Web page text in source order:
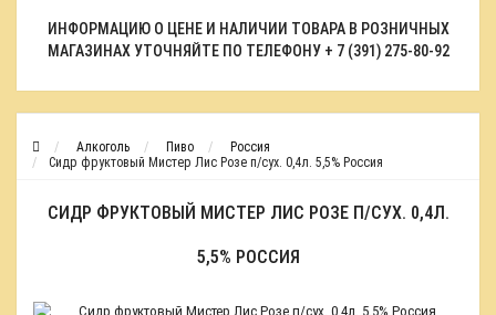
ИНФОРМАЦИЮ О ЦЕНЕ И НАЛИЧИИ ТОВАРА В РОЗНИЧНЫХ
МАГАЗИНАХ УТОЧНЯЙТЕ ПО ТЕЛЕФОНУ + 7 (391) 275-80-92
Алкоголь Пиво
Россия
Сидр фруктовый Мистер Лис Розе п/сух. 0,4л. 5,5% Россия
СИДР ФРУКТОВЫЙ МИСТЕР ЛИС РОЗЕ П/СУХ. 0,4Л.
5,5% РОССИЯ